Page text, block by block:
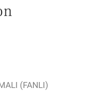
(FANLI)